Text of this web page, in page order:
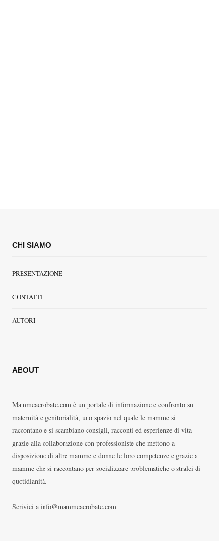
CHI SIAMO
PRESENTAZIONE
CONTATTI
AUTORI
ABOUT
Mammeacrobate.com è un portale di informazione e confronto su
maternità e genitorialità, uno spazio nel quale le mamme si
raccontano e si scambiano consigli, racconti ed esperienze di vita
grazie alla collaborazione con professioniste che mettono a
disposizione di altre mamme e donne le loro competenze e grazie a
mamme che si raccontano per socializzare problematiche o stralci di
quotidianità.
Scrivici a info@mammeacrobate.com